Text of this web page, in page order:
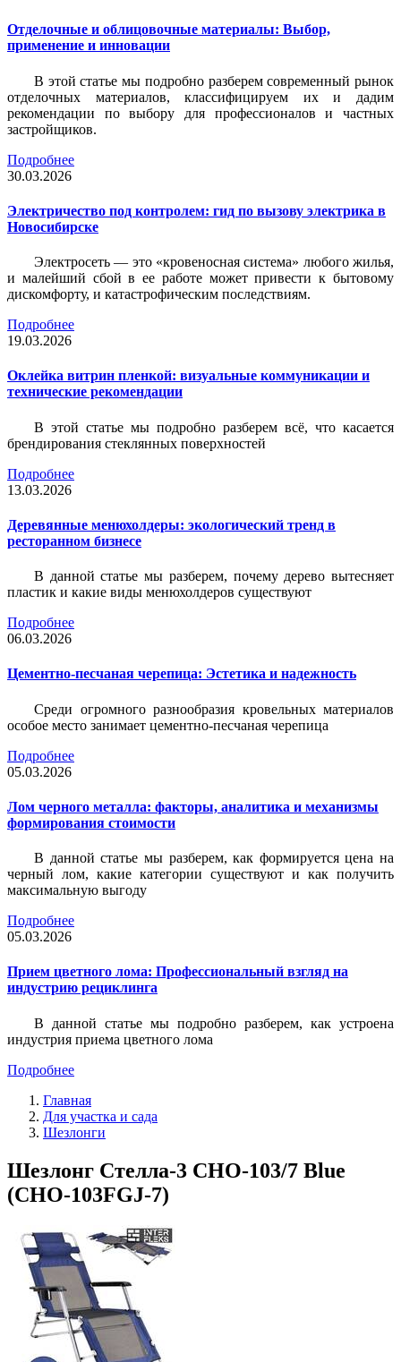
Отделочные и облицовочные материалы: Выбор,
применение и инновации
В этой статье мы подробно разберем современный рынок
отделочных материалов, классифицируем их и дадим
рекомендации по выбору для профессионалов и частных
застройщиков.
Подробнее
30.03.2026
Электричество под контролем: гид по вызову электрика в
Новосибирске
Электросеть — это «кровеносная система» любого жилья,
и малейший сбой в ее работе может привести к бытовому
дискомфорту, и катастрофическим последствиям.
Подробнее
19.03.2026
Оклейка витрин пленкой: визуальные коммуникации и
технические рекомендации
В этой статье мы подробно разберем всё, что касается
брендирования стеклянных поверхностей
Подробнее
13.03.2026
Деревянные менюхолдеры: экологический тренд в
ресторанном бизнесе
В данной статье мы разберем, почему дерево вытесняет
пластик и какие виды менюхолдеров существуют
Подробнее
06.03.2026
Цементно-песчаная черепица: Эстетика и надежность
Среди огромного разнообразия кровельных материалов
особое место занимает цементно-песчаная черепица
Подробнее
05.03.2026
Лом черного металла: факторы, аналитика и механизмы
формирования стоимости
В данной статье мы разберем, как формируется цена на
черный лом, какие категории существуют и как получить
максимальную выгоду
Подробнее
05.03.2026
Прием цветного лома: Профессиональный взгляд на
индустрию рециклинга
В данной статье мы подробно разберем, как устроена
индустрия приема цветного лома
Подробнее
Главная
Для участка и сада
Шезлонги
Шезлонг Стелла-3 CHO-103/7 Blue
(CHO-103FGJ-7)